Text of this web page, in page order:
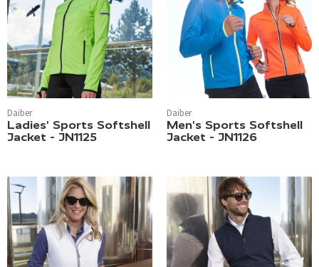
Daiber
Ladies' Sports Softshell
Jacket - JN1125
Daiber
Men's Sports Softshell
Jacket - JN1126